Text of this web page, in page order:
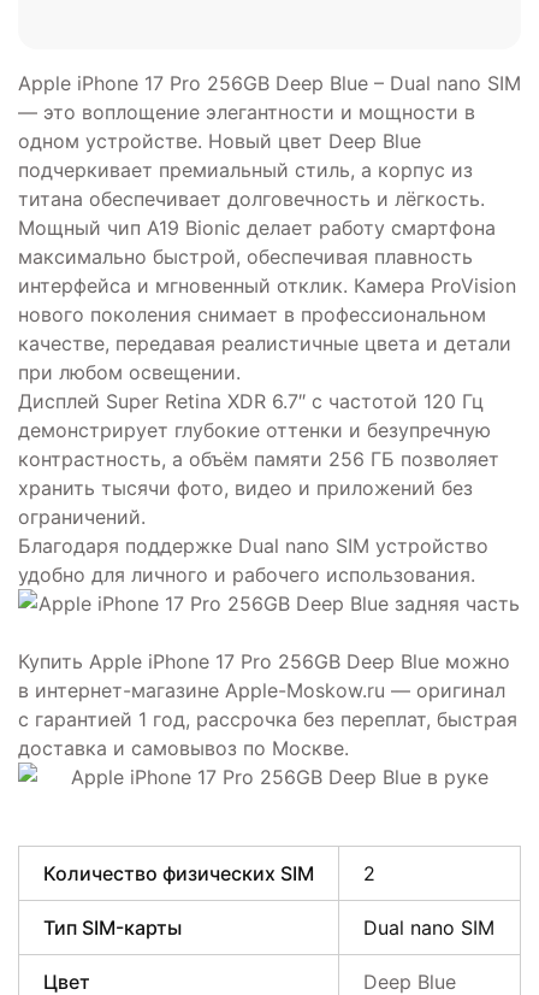
Apple iPhone 17 Pro 256GB Deep Blue – Dual nano SIM
— это воплощение элегантности и мощности в
одном устройстве. Новый цвет Deep Blue
подчеркивает премиальный стиль, а корпус из
титана обеспечивает долговечность и лёгкость.
Мощный чип A19 Bionic делает работу смартфона
максимально быстрой, обеспечивая плавность
интерфейса и мгновенный отклик. Камера ProVision
нового поколения снимает в профессиональном
качестве, передавая реалистичные цвета и детали
при любом освещении.
Дисплей Super Retina XDR 6.7″ с частотой 120 Гц
демонстрирует глубокие оттенки и безупречную
контрастность, а объём памяти 256 ГБ позволяет
хранить тысячи фото, видео и приложений без
ограничений.
Благодаря поддержке Dual nano SIM устройство
удобно для личного и рабочего использования.
Купить Apple iPhone 17 Pro 256GB Deep Blue можно
в интернет-магазине Apple-Moskow.ru — оригинал
с гарантией 1 год, рассрочка без переплат, быстрая
доставка и самовывоз по Москве.
Количество физических SIM 2
Тип SIM-карты Dual nano SIM
Цвет Deep Blue